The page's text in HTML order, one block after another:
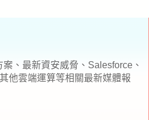
、最新資安威脅、Salesforce、
他雲端運算等相關最新媒體報